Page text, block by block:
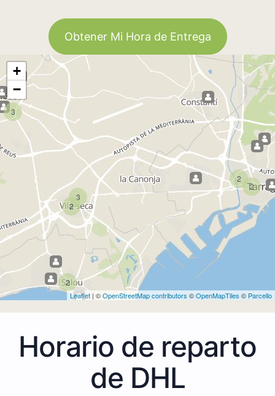
Obtener Mi Hora de Entrega
2
2
3
2
2
3
+
−
Leaflet | ©OpenStreetMap contributors ©OpenMapTiles © Parcello
Horario de reparto
de DHL